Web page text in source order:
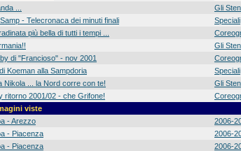
... Gli
- Telecronaca dei minuti finali Speciali
più bella di tutti i tempi ...
Gli
di "Francioso" - nov 2001
Koeman alla Sampdoria Speciali
Nikola ... la Nord corre con te! Gli
ritorno 2001/02 - che Grifone!
viste
- Arezzo 2006-
- Piacenza 2006-
- Piacenza 2006-